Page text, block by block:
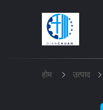
होम उत्पाद